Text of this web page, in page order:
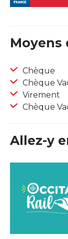
Moyens
Chèque
Chèque
Virement
Chèque
Allez-y